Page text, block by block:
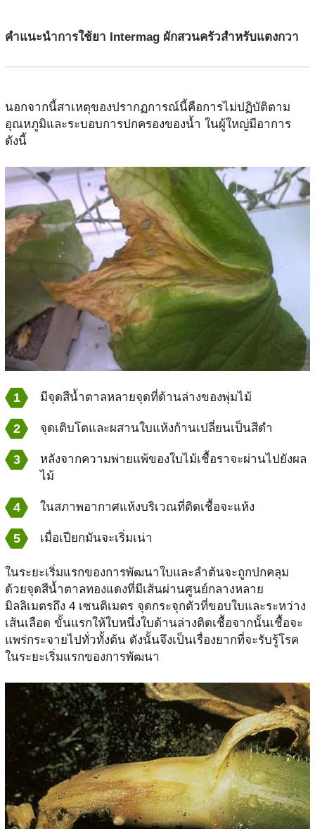
คำแนะนำการใช้ยา Intermag ผักสวนครัวสำหรับแตงกวา
นอกจากนี้สาเหตุของปรากฏการณ์นี้คือการไม่ปฏิบัติตาม
อุณหภูมิและระบอบการปกครองของน้ำ ในผู้ใหญ่มีอาการ
ดังนี้
มีจุดสีน้ำตาลหลายจุดที่ด้านล่างของพุ่มไม้
จุดเติบโตและผสานใบแห้งก้านเปลี่ยนเป็นสีดำ
หลังจากความพ่ายแพ้ของใบไม้เชื้อราจะผ่านไปยังผล
ไม้
ในสภาพอากาศแห้งบริเวณที่ติดเชื้อจะแห้ง
เมื่อเปียกมันจะเริ่มเน่า
ในระยะเริ่มแรกของการพัฒนาใบและลำต้นจะถูกปกคลุม
ด้วยจุดสีน้ำตาลทองแดงที่มีเส้นผ่านศูนย์กลางหลาย
มิลลิเมตรถึง 4 เซนติเมตร จุดกระจุกตัวที่ขอบใบและระหว่าง
เส้นเลือด ขั้นแรกให้ใบหนึ่งใบด้านล่างติดเชื้อจากนั้นเชื้อจะ
แพร่กระจายไปทั่วทั้งต้น ดังนั้นจึงเป็นเรื่องยากที่จะรับรู้โรค
ในระยะเริ่มแรกของการพัฒนา